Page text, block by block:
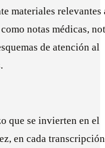
materiales relevantes
notas médicas,
de atención al
que se invierten en el
en cada transcripción